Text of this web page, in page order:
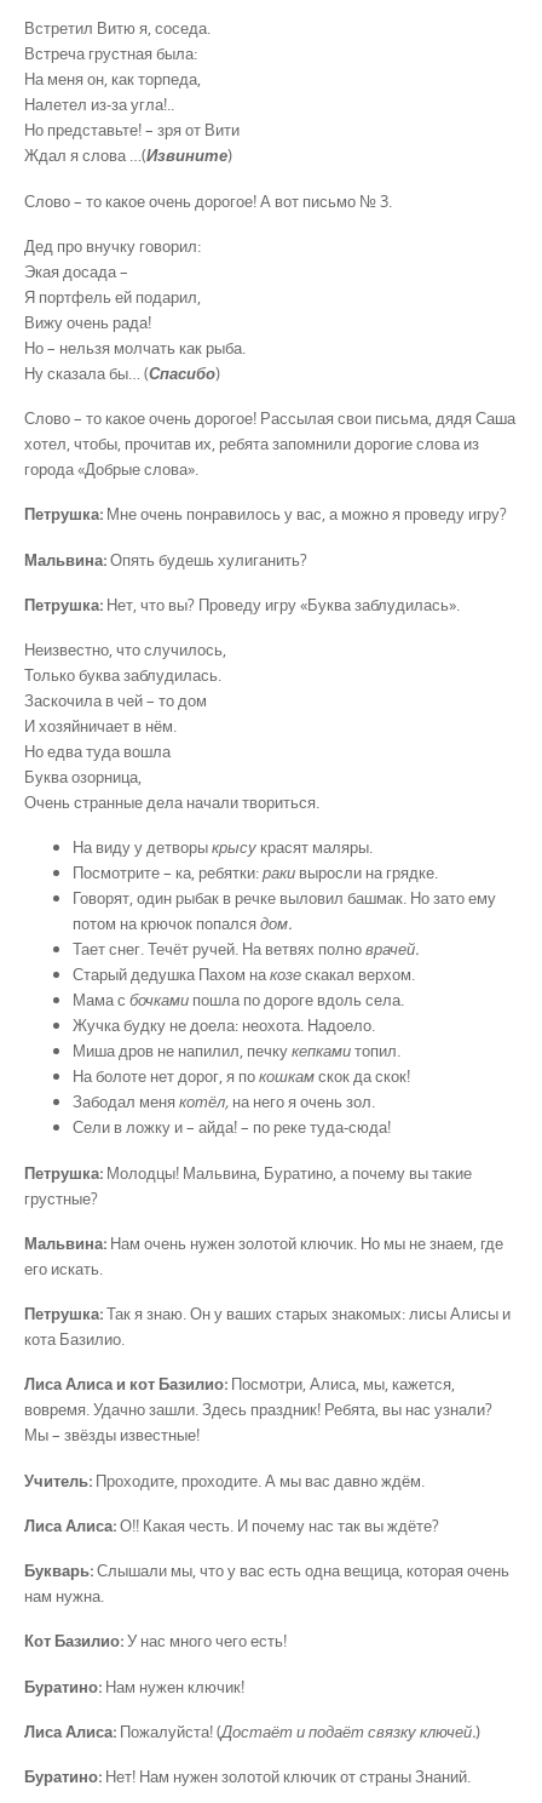
Встретил Витю я, соседа.
Встреча грустная была:
На меня он, как торпеда,
Налетел из-за угла!..
Но представьте! – зря от Вити
Ждал я слова …(Извините)
Слово – то какое очень дорогое! А вот письмо № 3.
Дед про внучку говорил:
Экая досада –
Я портфель ей подарил,
Вижу очень рада!
Но – нельзя молчать как рыба.
Ну сказала бы… (Спасибо)
Слово – то какое очень дорогое! Рассылая свои письма, дядя Саша
хотел, чтобы, прочитав их, ребята запомнили дорогие слова из
города «Добрые слова».
Петрушка: Мне очень понравилось у вас, а можно я проведу игру?
Мальвина:Опять будешь хулиганить?
Петрушка: Нет, что вы? Проведу игру «Буква заблудилась».
Неизвестно, что случилось,
Только буква заблудилась.
Заскочила в чей – то дом
И хозяйничает в нём.
Но едва туда вошла
Буква озорница,
Очень странные дела начали твориться.
На виду у детворыкрысу красят маляры.
Посмотрите – ка, ребятки:раки выросли на грядке.
Говорят, один рыбак в речке выловил башмак. Но зато ему
потом на крючок попался дом.
Тает снег. Течёт ручей. На ветвях полноврачей.
Старый дедушка Пахом накозескакал верхом.
Мама с бочками пошла по дороге вдоль села.
Жучка будку не доела: неохота. Надоело.
Миша дров не напилил, печкукепкамитопил.
На болоте нет дорог, я покошкамскок да скок!
Забодал меня котёл, на него я очень зол.
Сели в ложку и – айда! – по реке туда-сюда!
Петрушка: Молодцы! Мальвина, Буратино, а почему вы такие
грустные?
Мальвина: Нам очень нужен золотой ключик. Но мы не знаем, где
его искать.
Петрушка:Так я знаю. Он у ваших старых знакомых: лисы Алисы и
кота Базилио.
Лиса Алиса и кот Базилио: Посмотри, Алиса, мы, кажется,
вовремя. Удачно зашли. Здесь праздник! Ребята, вы нас узнали?
Мы – звёзды известные!
Учитель: Проходите, проходите. А мы вас давно ждём.
Лиса Алиса:О!! Какая честь. И почему нас так вы ждёте?
Букварь:Слышали мы, что у вас есть одна вещица, которая очень
нам нужна.
Кот Базилио:У нас много чего есть!
Буратино: Нам нужен ключик!
Лиса Алиса: Пожалуйста! (Достаёт и подаёт связку ключей.)
Буратино: Нет! Нам нужен золотой ключик от страны Знаний.